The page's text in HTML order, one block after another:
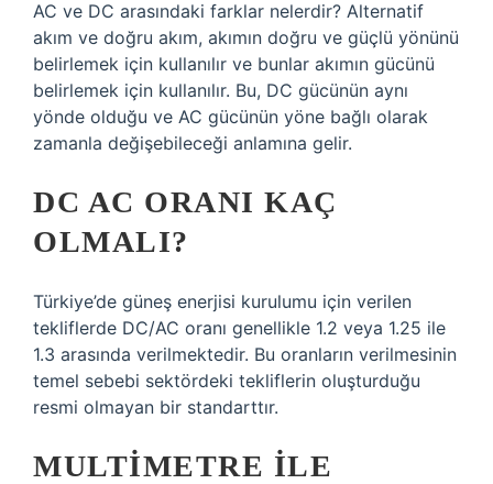
AC ve DC arasındaki farklar nelerdir? Alternatif
akım ve doğru akım, akımın doğru ve güçlü yönünü
belirlemek için kullanılır ve bunlar akımın gücünü
belirlemek için kullanılır. Bu, DC gücünün aynı
yönde olduğu ve AC gücünün yöne bağlı olarak
zamanla değişebileceği anlamına gelir.
DC AC ORANI KAÇ
OLMALI?
Türkiye’de güneş enerjisi kurulumu için verilen
tekliflerde DC/AC oranı genellikle 1.2 veya 1.25 ile
1.3 arasında verilmektedir. Bu oranların verilmesinin
temel sebebi sektördeki tekliflerin oluşturduğu
resmi olmayan bir standarttır.
MULTIMETRE ILE